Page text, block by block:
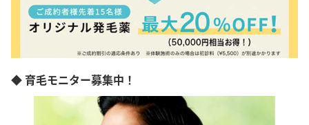
◆ 育毛モニター募集中！